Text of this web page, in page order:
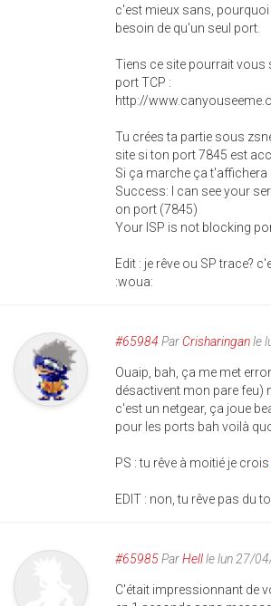
c'est mieux sans,
besoin de qu'un seul port.
Tiens ce site pourrait vous
port TCP :
http://
Tu crées ta partie sous
site si ton port 7845 est
Si ça marche ça t'affichera
Success: I can see your
on port (7845)
Your ISP is not blocking
Edit : je rêve ou SP trace?
:woua:
#65984 Par Crisharinganle
Ouaip, bah, ça me met
désactivent mon pare feu)
c'est un netgear, ça joue
pour les ports bah voilà
PS : tu rêve à moitié je crois
EDIT : non, tu rêve pas du
#65985ParHellle lun 27/
C'était impressionnant de